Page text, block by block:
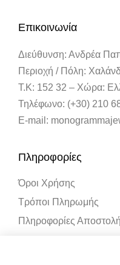
Επικοινωνία
Διεύθυνση: Ανδρέα
Περιοχή / Πόλη:
Τ.Κ: 152 32 – Χώρα:
Τηλέφωνο: (+30) 210
E-mail:
Πληροφορίες
Όροι Χρήσης
Τρόποι Πληρωμής
Πληροφορίες